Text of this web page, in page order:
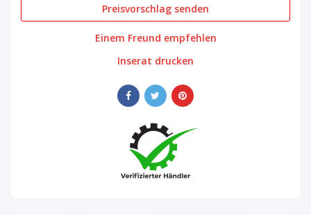
Preisvorschlag senden
Einem Freund empfehlen
Inserat drucken